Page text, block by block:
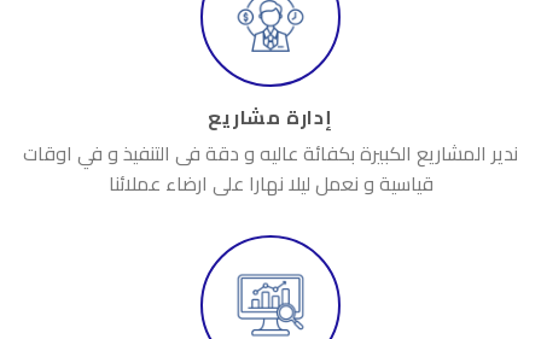
إدارة مشاريع
ندير المشاريع الكبيرة بكفائة عاليه و دقة فى التنفيذ و في اوقات
قياسية و نعمل ليلا نهارا على ارضاء عملائنا